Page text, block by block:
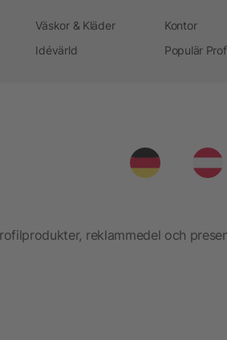
Väskor & Kläder Kontor
Idévärld Populär
reklammedel och